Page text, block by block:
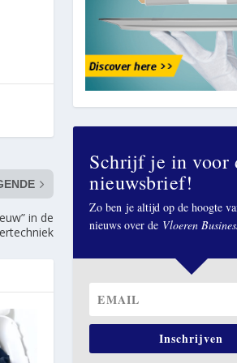
in de
Schrijf je in voor
nieuwsbrief!
Zo ben je altijd op de hoogte
nieuws over de Vloeren
Inschrijven